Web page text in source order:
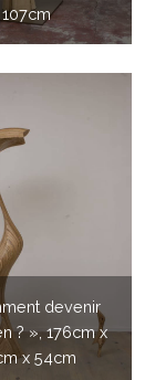
107cm
devenir
? », 176cm x
x 54cm